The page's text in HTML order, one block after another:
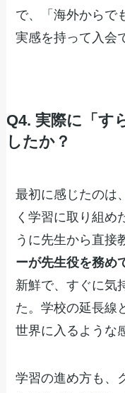
で、「海外からで
実感を持って入会
Q4. 実際に「す
したか？
最初に感じたのは
く学習に取り組め
うに先生から直接
ーが先生役を務め
新鮮で、すぐに気
た。学校の延長線
世界に入るような
学習の進め方も、